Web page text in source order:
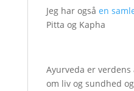
Jeg har også en
Pitta og Kapha
Ayurveda er
om liv og sundhed